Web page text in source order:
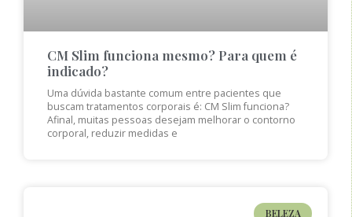
CM Slim funciona mesmo? Para quem é
indicado?
Uma dúvida bastante comum entre pacientes que
buscam tratamentos corporais é: CM Slim funciona?
Afinal, muitas pessoas desejam melhorar o contorno
corporal, reduzir medidas e
BELEZA